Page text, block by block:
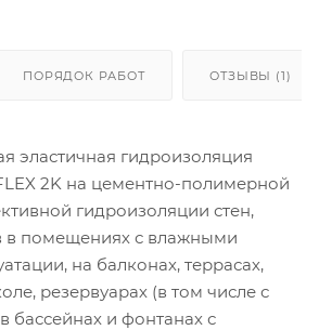
ПОРЯДОК РАБОТ ОТЗЫВЫ (1)
эластичная гидроизоляция
2K на цементно-полимерной
гидроизоляции стен,
в помещениях с влажными
на балконах, террасах,
резервуарах (в том числе с
бассейнах и фонтанах с